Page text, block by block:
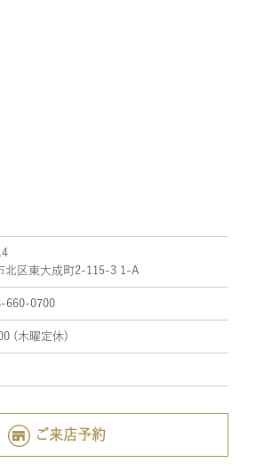
北区東大成町2-115-3 1-A
660-0700
(木曜定休)
ご来店予約